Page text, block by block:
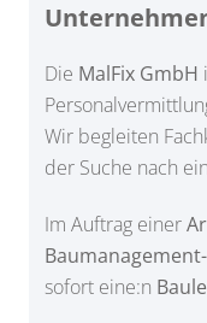
Die MalFix GmbH
Wir begleiten
der Suche nach
Im Auftrag einer
sofort eine:n